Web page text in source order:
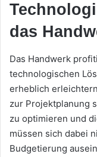
das
Das Handwerk
technologischen
erheblich
zur Projektplanung
zu optimieren und
müssen sich dabei
Budgetierung